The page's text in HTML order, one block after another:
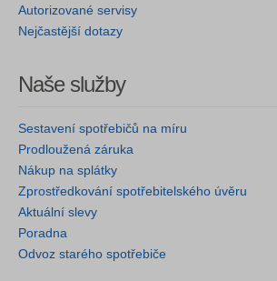
Autorizované servisy
Nejčastější dotazy
Naše služby
Sestavení spotřebičů na míru
Prodloužená záruka
Nákup na splátky
Zprostředkování spotřebitelského úvěru
Aktuální slevy
Poradna
Odvoz starého spotřebiče